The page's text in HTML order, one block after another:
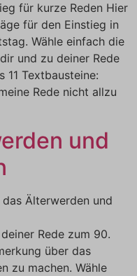
für kurze Reden Hier
für den Einstieg in
Wähle einfach die
und zu deiner Rede
11 Textbausteine:
Rede nicht allzu
und
Älterwerden und
Rede zum 90.
über das
zu machen. Wähle